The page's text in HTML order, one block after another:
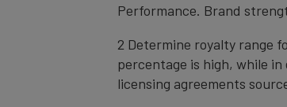
Performance. Brand
2 Determine royalty range
percentage is high, while
licensing agreements